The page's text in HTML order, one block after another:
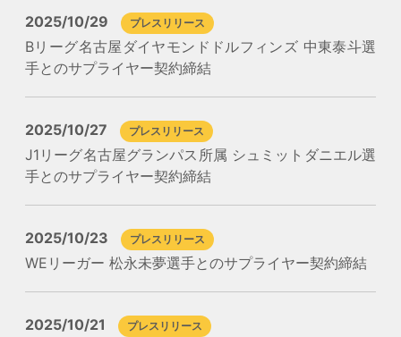
2025/10/29 プレスリリース
Bリーグ名古屋ダイヤモンドドルフィンズ 中東泰斗選
手とのサプライヤー契約締結
2025/10/27 プレスリリース
J1リーグ名古屋グランパス所属 シュミットダニエル選
手とのサプライヤー契約締結
2025/10/23 プレスリリース
WEリーガー 松永未夢選手とのサプライヤー契約締結
2025/10/21 プレスリリース